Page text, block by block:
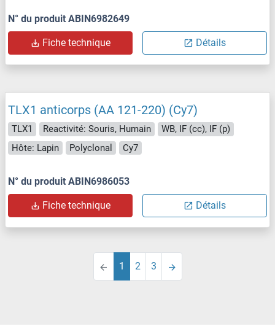
N° du produit ABIN6982649
Fiche technique Détails
TLX1 anticorps (AA 121-220) (Cy7)
TLX1 Reactivité: Souris, Humain
WB, IF (cc), IF (p)
Hôte: Lapin
Polyclonal Cy7
N° du produit ABIN6986053
Fiche technique Détails
1 2 3